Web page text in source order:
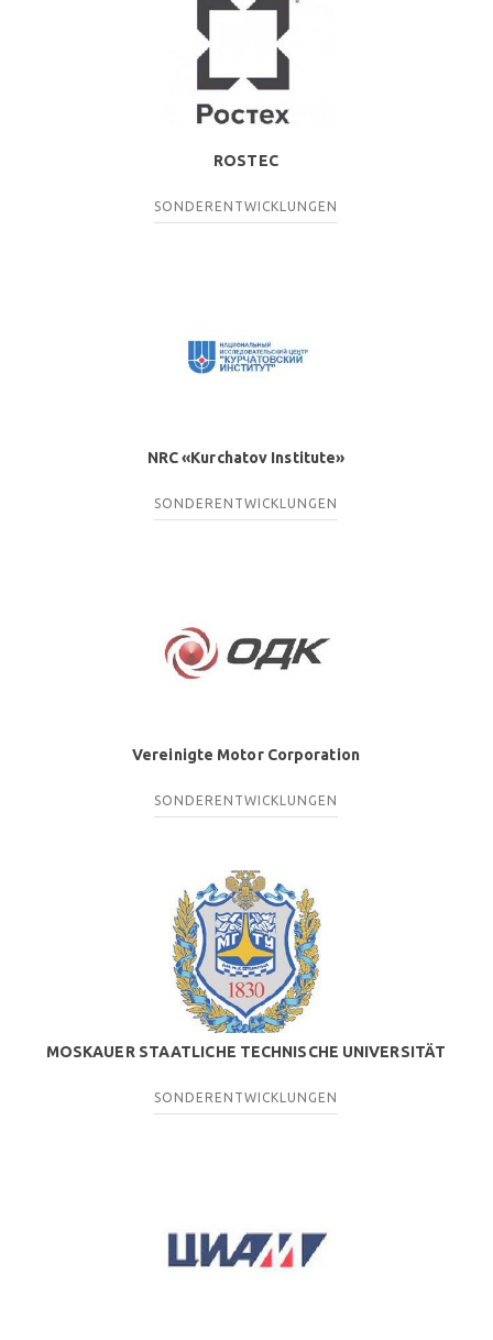
ROSTEC
SONDERENTWICKLUNGEN
NRC «Kurchatov Institute»
SONDERENTWICKLUNGEN
Vereinigte Motor Corporation
SONDERENTWICKLUNGEN
MOSKAUER STAATLICHE TECHNISCHE UNIVERSITÄT
SONDERENTWICKLUNGEN